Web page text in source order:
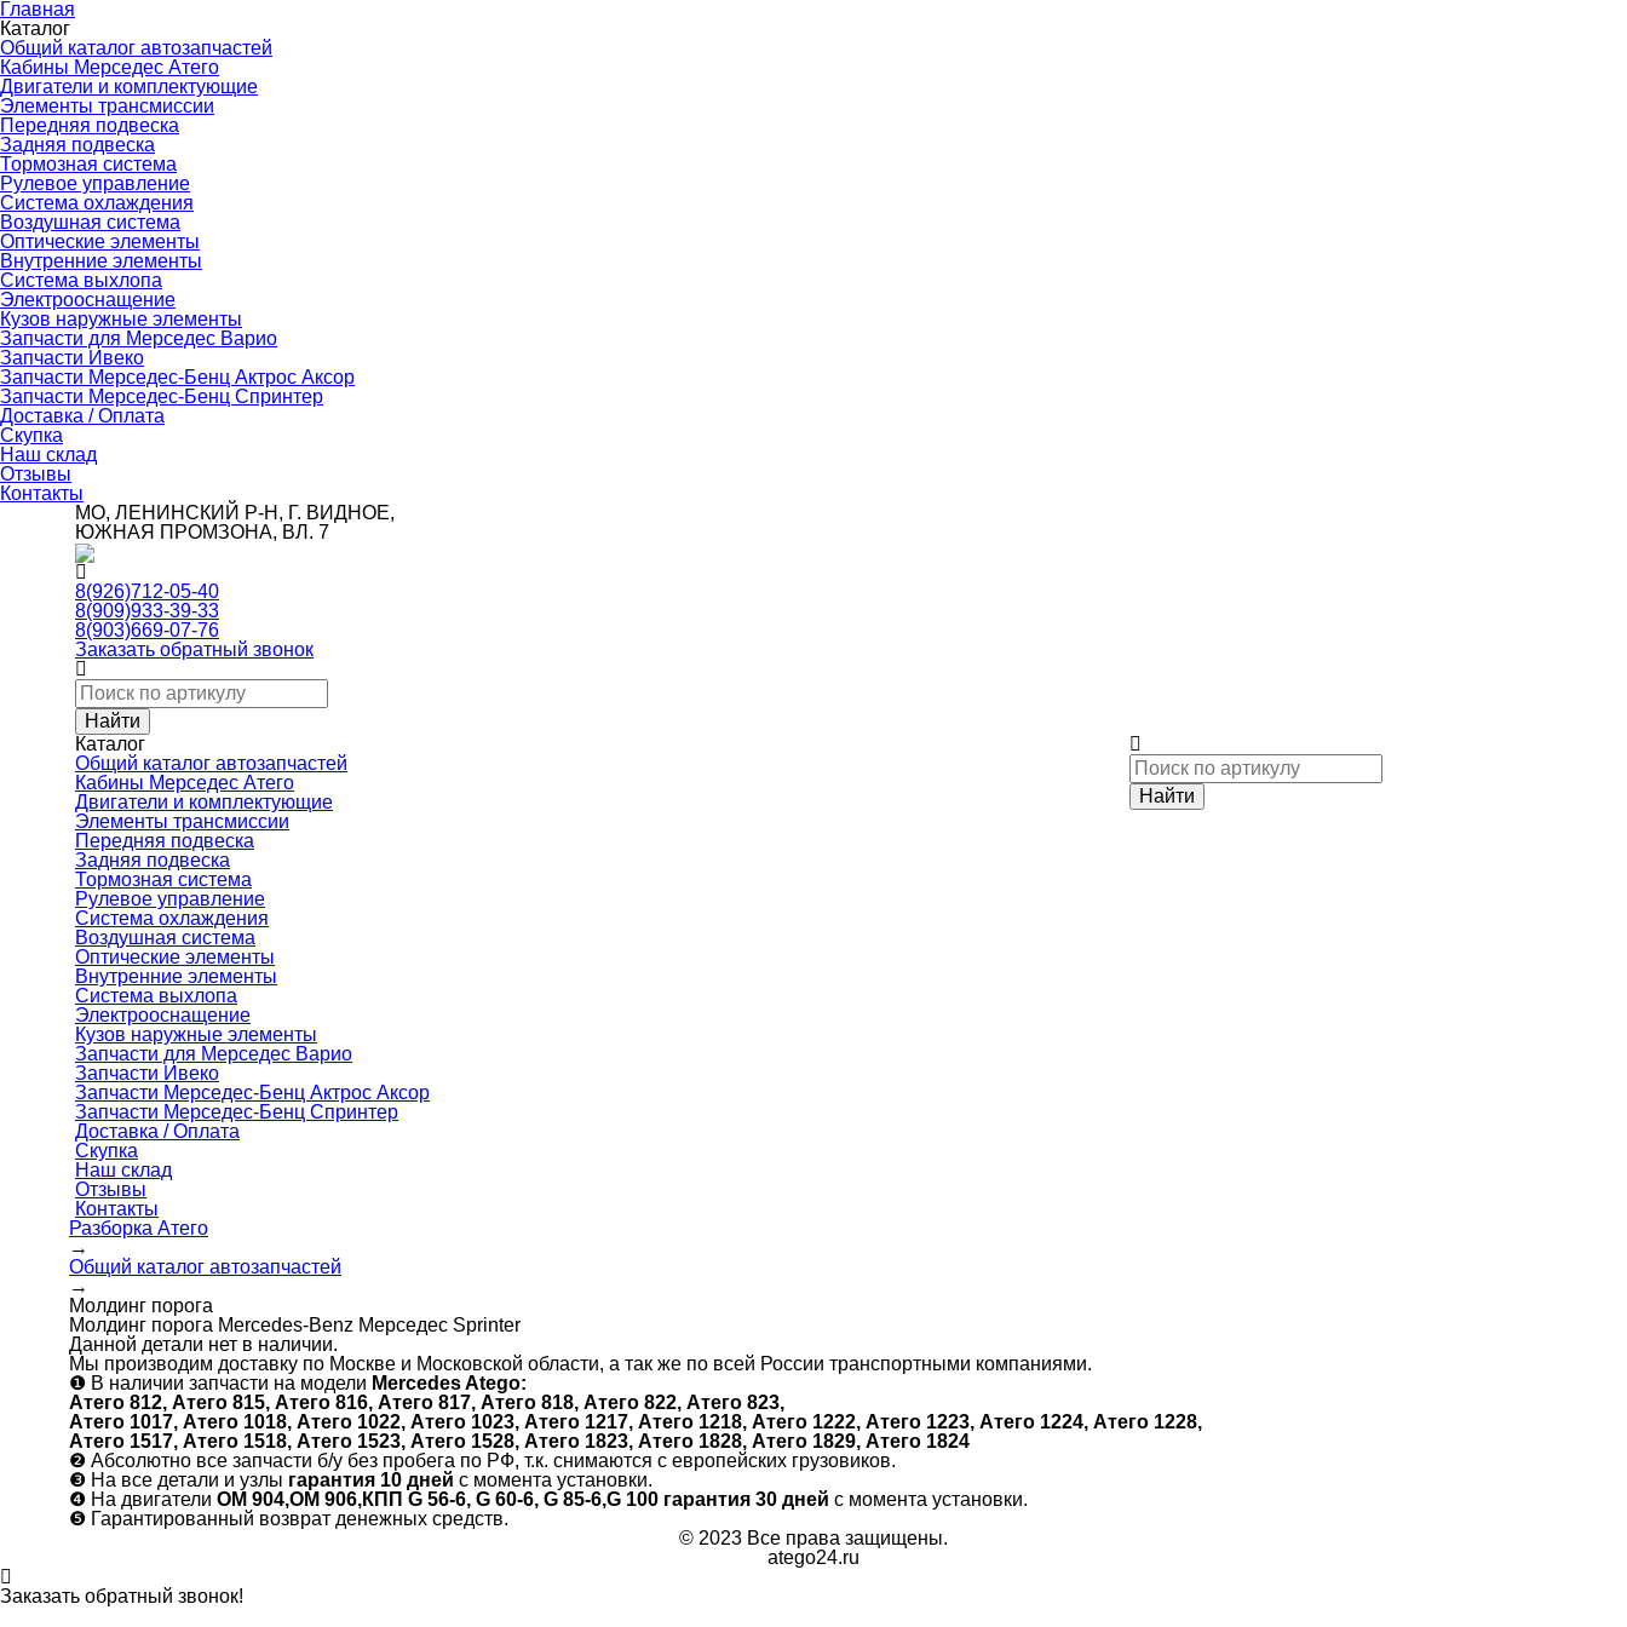
Главная
Каталог
Общий каталог автозапчастей
Кабины Мерседес Атего
Двигатели и комплектующие
Элементы трансмиссии
Передняя подвеска
Задняя подвеска
Тормозная сиcтема
Рулевое управление
Система охлаждения
Воздушная система
Оптические элементы
Внутренние элементы
Система выхлопа
Электрооснащение
Кузов наружные элементы
Запчасти для Мерседес Варио
Запчасти Ивеко
Запчасти Мерседес-Бенц Актрос Аксор
Запчасти Мерседес-Бенц Спринтер
Доставка / Оплата
Скупка
Наш склад
Отзывы
Контакты
МО, ЛЕНИНСКИЙ Р-Н, Г. ВИДНОЕ,
ЮЖНАЯ ПРОМЗОНА, ВЛ. 7
8(926)712-05-40
8(909)933-39-33
8(903)669-07-76
Заказать обратный звонок
Каталог
Общий каталог автозапчастей
Кабины Мерседес Атего
Двигатели и комплектующие
Элементы трансмиссии
Передняя подвеска
Задняя подвеска
Тормозная сиcтема
Рулевое управление
Система охлаждения
Воздушная система
Оптические элементы
Внутренние элементы
Система выхлопа
Электрооснащение
Кузов наружные элементы
Запчасти для Мерседес Варио
Запчасти Ивеко
Запчасти Мерседес-Бенц Актрос Аксор
Запчасти Мерседес-Бенц Спринтер
Доставка / Оплата
Скупка
Наш склад
Отзывы
Контакты
Разборка Атего
→
Общий каталог автозапчастей
→
Молдинг порога
Молдинг порога Mercedes-Benz Мерседес Sprinter
Данной детали нет в наличии.
Мы производим доставку по Москве и Московской области, а так же по всей России транспортными компаниями.
❶ В наличии запчасти на модели Mercedes Atego:
Атего 812, Атего 815, Атего 816, Атего 817, Атего 818, Атего 822, Атего 823,
Атего 1017, Атего 1018, Атего 1022, Атего 1023, Атего 1217, Атего 1218, Атего 1222, Атего 1223, Атего 1224, Атего 1228,
Атего 1517, Атего 1518, Атего 1523, Атего 1528, Атего 1823, Атего 1828, Атего 1829, Атего 1824
❷ Абсолютно все запчасти б/у без пробега по РФ, т.к. снимаются с европейских грузовиков.
❸ На все детали и узлы гарантия 10 дней с момента установки.
❹ На двигатели ОМ 904,ОМ 906,КПП G 56-6, G 60-6, G 85-6,G 100 гарантия 30 дней с момента установки.
❺ Гарантированный возврат денежных средств.
© 2023 Все права защищены.
atego24.ru
Заказать обратный звонок!